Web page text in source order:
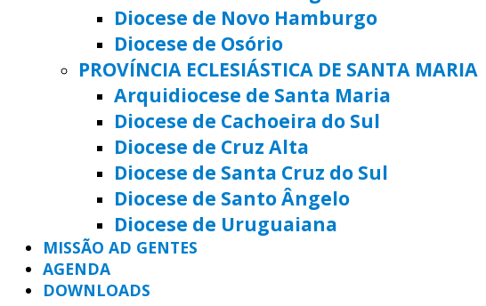
Diocese de Novo Hamburgo
Diocese de Osório
PROVÍNCIA ECLESIÁSTICA DE SANTA MARIA
Arquidiocese de Santa Maria
Diocese de Cachoeira do Sul
Diocese de Cruz Alta
Diocese de Santa Cruz do Sul
Diocese de Santo Ângelo
Diocese de Uruguaiana
MISSÃO AD GENTES
AGENDA
DOWNLOADS